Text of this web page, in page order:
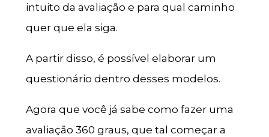
intuito da avaliação e para qual caminho
quer que ela siga.
A partir disso, é possível elaborar um
questionário dentro desses modelos.
Agora que você já sabe como fazer uma
avaliação 360 graus, que tal começar a